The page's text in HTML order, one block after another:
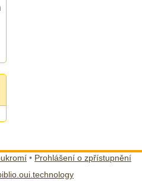
• Prohlášení o zpřístupnění